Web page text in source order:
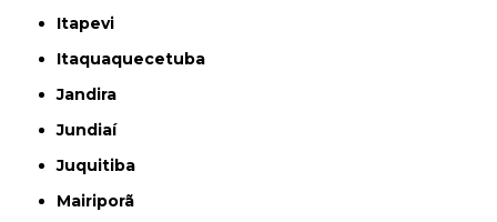
Itapevi
Itaquaquecetuba
Jandira
Jundiaí
Juquitiba
Mairiporã